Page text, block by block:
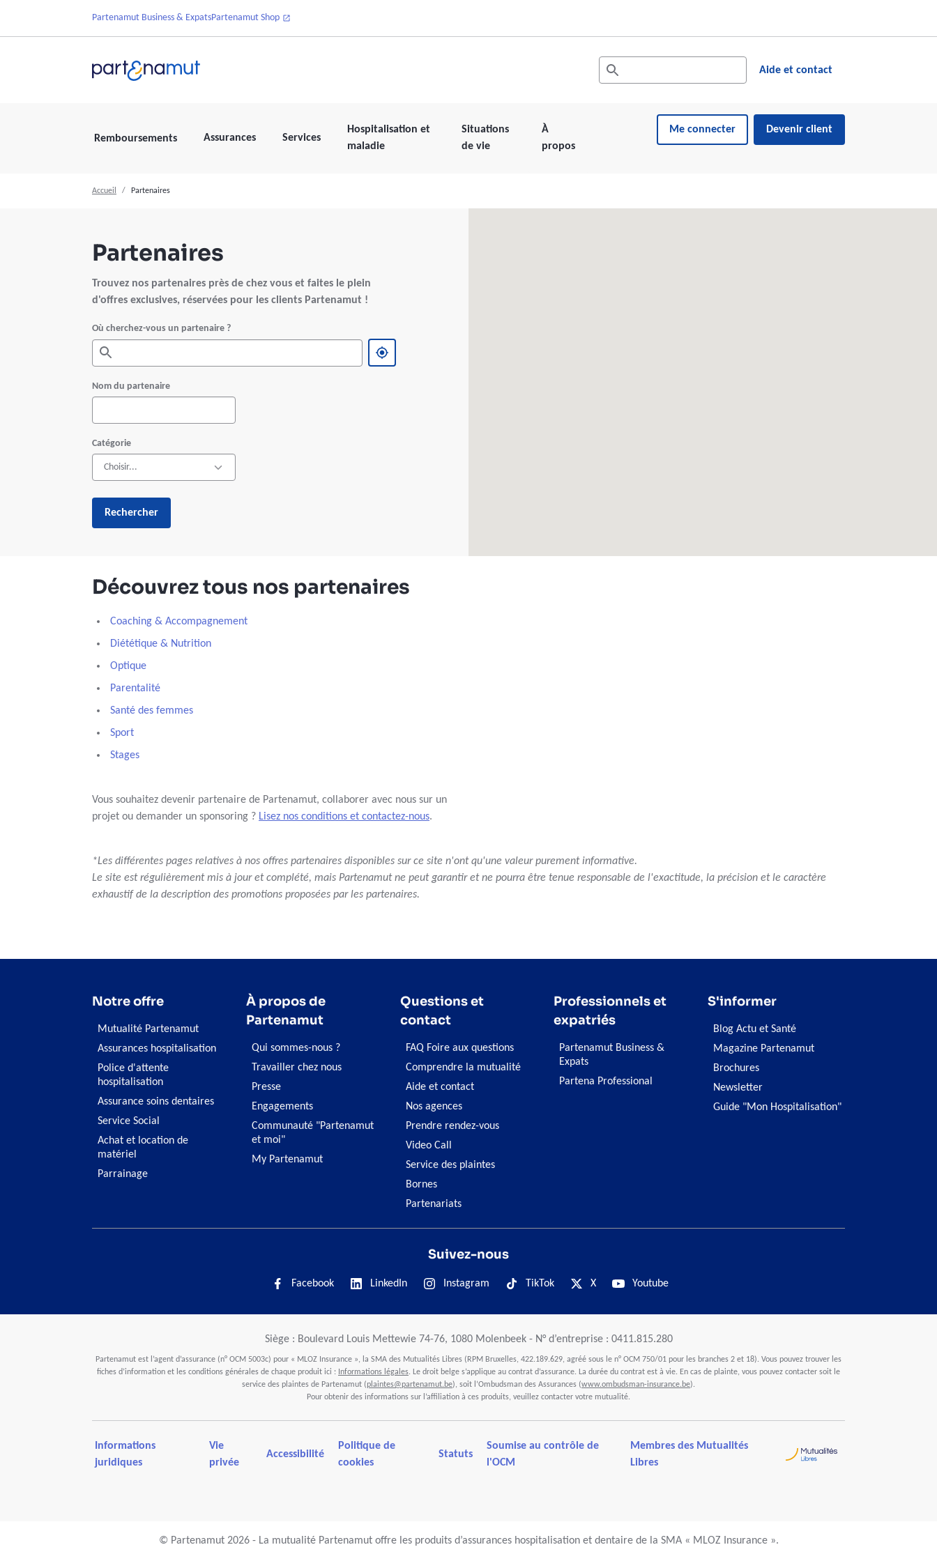
Partenamut Business & ExpatsPartenamut Shop
Rechercher dans le site web
Les résultats suggérés s'affichent dynamiquement sous le champ de
Aide et contact
Remboursements Assurances Services
Hospitalisation et
maladie
Situations
de vie
À
propos
Me connecter Devenir client
Accueil Partenaires
Partenaires
Trouvez nos partenaires près de chez vous et faites le plein
d'offres exclusives, réservées pour les clients Partenamut !
Où cherchez-vous un partenaire ?
Nom du partenaire
Catégorie
Rechercher
Découvrez tous nos partenaires
Coaching & Accompagnement
Diététique & Nutrition
Optique
Parentalité
Santé des femmes
Sport
Stages
Vous souhaitez devenir partenaire de Partenamut, collaborer avec nous sur un
projet ou demander un sponsoring ? Lisez nos conditions et contactez-nous.
*Les différentes pages relatives à nos offres partenaires disponibles sur ce site n'ont qu'une valeur purement informative.
Le site est régulièrement mis à jour et complété, mais Partenamut ne peut garantir et ne pourra être tenue responsable de l'exactitude, la précision et le caractère
exhaustif de la description des promotions proposées par les partenaires.
Notre offre
Mutualité Partenamut
Assurances hospitalisation
Police d'attente
hospitalisation
Assurance soins dentaires
Service Social
Achat et location de
matériel
Parrainage
À propos de
Partenamut
Qui sommes-nous ?
Travailler chez nous
Presse
Engagements
Communauté "Partenamut
et moi"
My Partenamut
Questions et
contact
FAQ Foire aux questions
Comprendre la mutualité
Aide et contact
Nos agences
Prendre rendez-vous
Video Call
Service des plaintes
Bornes
Partenariats
Professionnels et
expatriés
Partenamut Business &
Expats
Partena Professional
S'informer
Blog Actu et Santé
Magazine Partenamut
Brochures
Newsletter
Guide "Mon Hospitalisation"
Suivez-nous
Facebook LinkedIn Instagram TikTok X Youtube
Siège : Boulevard Louis Mettewie 74-76, 1080 Molenbeek - N° d’entreprise : 0411.815.280
Partenamut est l’agent d’assurance (n° OCM 5003c) pour « MLOZ Insurance », la SMA des Mutualités Libres (RPM Bruxelles, 422.189.629, agréé sous le n° OCM 750/01 pour les branches 2 et 18). Vous pouvez trouver les
fiches d’information et les conditions générales de chaque produit ici : Informations légales. Le droit belge s’applique au contrat d’assurance. La durée du contrat est à vie. En cas de plainte, vous pouvez contacter soit le
service des plaintes de Partenamut (plaintes@partenamut.be), soit l’Ombudsman des Assurances (www.ombudsman-insurance.be).
Pour obtenir des informations sur l’affiliation à ces produits, veuillez contacter votre mutualité.
Informations
juridiques
Vie
privée
Accessibilité
Politique de
cookies
Statuts
Soumise au contrôle de
l'OCM
Membres des Mutualités
Libres
© Partenamut 2026 - La mutualité Partenamut offre les produits d’assurances hospitalisation et dentaire de la SMA « MLOZ Insurance ».